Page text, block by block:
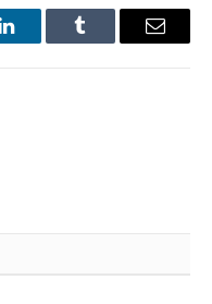
LinkedInTumblr Email